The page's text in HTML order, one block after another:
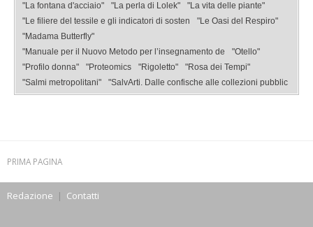
"La fontana d'acciaio"
"La perla di Lolek"
"La vita delle piante"
"Le filiere del tessile e gli indicatori di sosten
"Le Oasi del Respiro"
"Madama Butterfly"
"Manuale per il Nuovo Metodo per l’insegnamento de
"Otello"
"Profilo donna"
"Proteomics "Rigoletto"
"Rosa dei Tempi"
"Salmi metropolitani"
"SalvArti. Dalle confische alle collezioni pubblic
PRIMA PAGINA
Redazione | Contatti